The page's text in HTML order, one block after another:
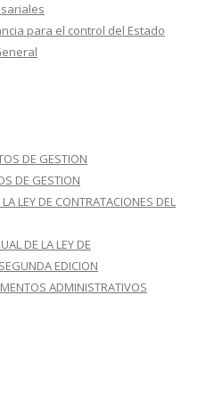
para el control del Estado
DE GESTION
DE GESTION
LEY DE CONTRATACIONES DEL
DE LA LEY DE
EDICION
ADMINISTRATIVOS